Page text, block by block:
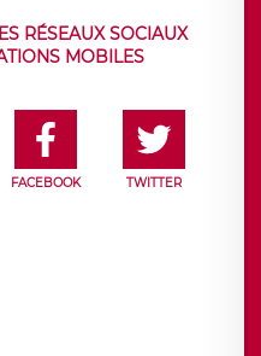
RÉSEAUX SOCIAUX
MOBILES
FACEBOOK TWITTER